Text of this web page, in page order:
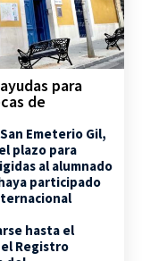
para
de
Emeterio Gil,
plazo para
al alumnado
participado
hasta el
Registro